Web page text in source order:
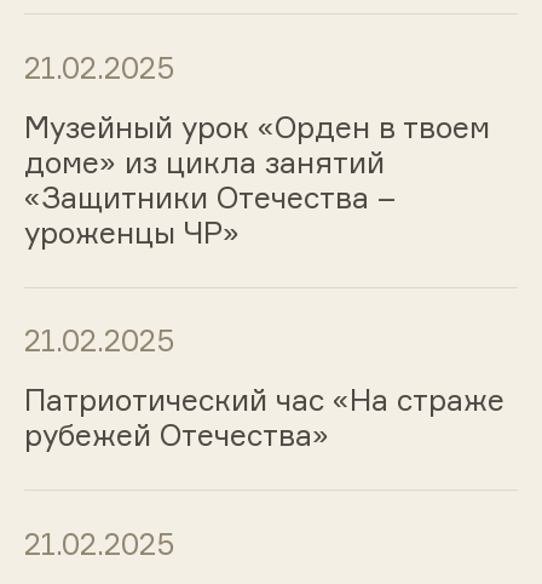
21.02.2025
Музейный урок «Орден в твоем
доме» из цикла занятий
«Защитники Отечества –
уроженцы ЧР»
21.02.2025
Патриотический час «На страже
рубежей Отечества»
21.02.2025